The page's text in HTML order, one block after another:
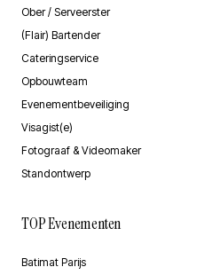
Ober / Serveerster
(Flair) Bartender
Cateringservice
Opbouwteam
Evenementbeveiliging
Visagist(e)
Fotograaf & Videomaker
Standontwerp
TOP Evenementen
Batimat Parijs